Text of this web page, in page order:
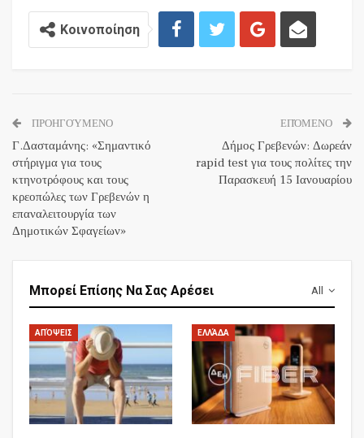
Κοινοποίηση
ΠΡΟΗΓΟΎΜΕΝΟ
Γ.Δασταμάνης: «Σημαντικό
στήριγμα για τους
κτηνοτρόφους και τους
κρεοπώλες των Γρεβενών η
επαναλειτουργία των
Δημοτικών Σφαγείων»
ΕΠΌΜΕΝΟ
Δήμος Γρεβενών: Δωρεάν
rapid test για τους πολίτες την
Παρασκευή 15 Ιανουαρίου
All
Μπορεί Επίσης Να Σας Αρέσει
ΑΠΌΨΕΙΣ ΕΛΛΆΔΑ